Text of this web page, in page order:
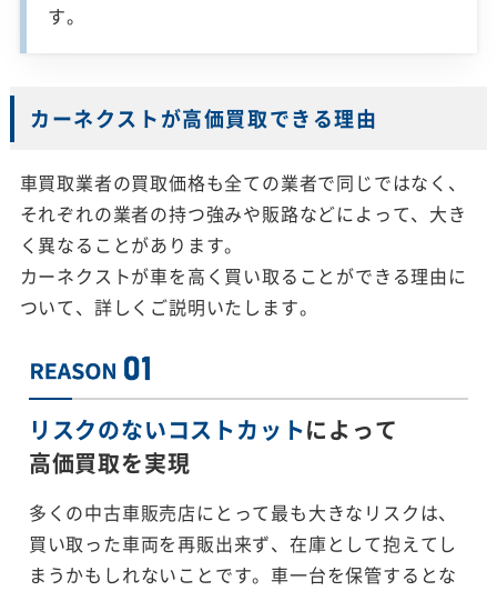
す。
カーネクストが高価買取できる理由
車買取業者の買取価格も全ての業者で同じではなく、
それぞれの業者の持つ強みや販路などによって、大き
く異なることがあります。
カーネクストが車を高く買い取ることができる理由に
ついて、詳しくご説明いたします。
リスクのないコストカットによって
高価買取を実現
多くの中古車販売店にとって最も大きなリスクは、
買い取った車両を再販出来ず、在庫として抱えてし
まうかもしれないことです。車一台を保管するとな